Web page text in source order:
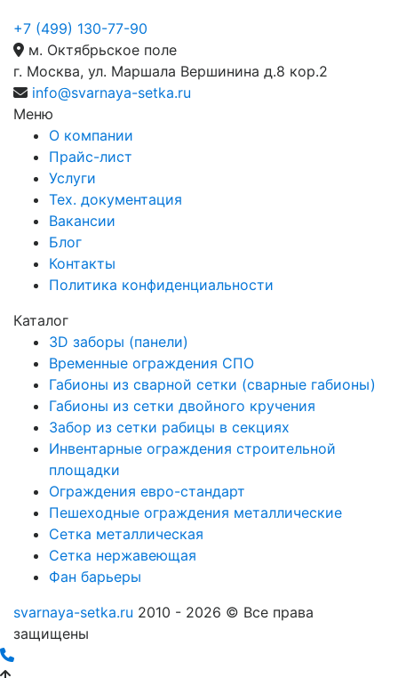
+7 (499) 130-77-90
м. Октябрьское поле
г. Москва, ул. Маршала Вершинина д.8 кор.2
info@svarnaya-setka.ru
Меню
О компании
Прайс-лист
Услуги
Тех. документация
Вакансии
Блог
Контакты
Политика конфиденциальности
Каталог
3D заборы (панели)
Временные ограждения СПО
Габионы из сварной сетки (сварные габионы)
Габионы из сетки двойного кручения
Забор из сетки рабицы в секциях
Инвентарные ограждения строительной
площадки
Ограждения евро-стандарт
Пешеходные ограждения металлические
Сетка металлическая
Сетка нержавеющая
Фан барьеры
svarnaya-setka.ru 2010 - 2026 © Все права
защищены